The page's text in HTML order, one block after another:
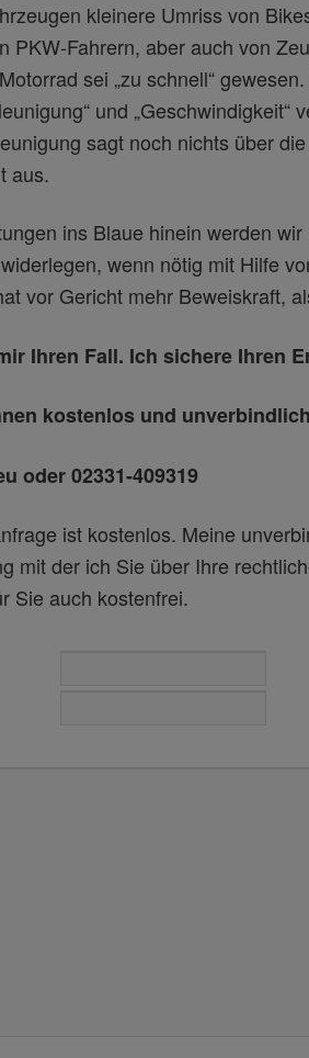
kleinere Umriss von
PKW-Fahrern, aber auch von
sei „zu schnell“
und „Geschwindigkeit“
sagt noch nichts über
aus.
ins Blaue hinein werden
wenn nötig mit Hilfe
vor Gericht mehr Beweiskraft,
Ihren Fall. Ich sichere Ihren
kostenlos und
oder 02331-409319
ist kostenlos. Meine
mit der ich Sie über Ihre
Sie auch kostenfrei.